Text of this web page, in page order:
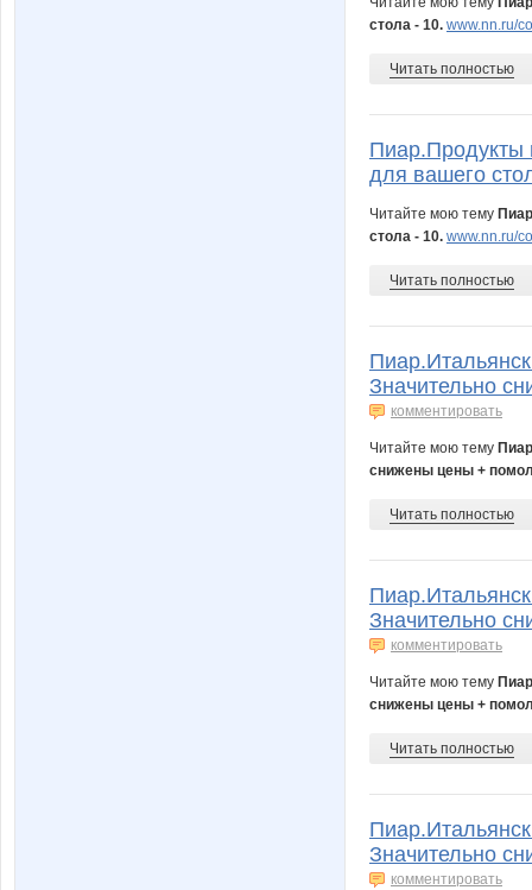
стола - 10. www.nn.ru/
Читать полностью
Пиар.Продукты
для вашего
Читайте мою тему
стола - 10. www.nn.ru/
Читать полностью
Значительно
комментировать
Читайте мою тему
снижены цены +
Читать полностью
Значительно
комментировать
Читайте мою тему
снижены цены +
Читать полностью
Значительно
комментировать